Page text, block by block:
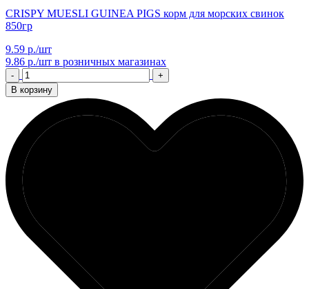
CRISPY MUESLI GUINEA PIGS корм для морских свинок
850гр
9.59 р./шт
9.86 р./шт в розничных магазинах
-
+
В корзину